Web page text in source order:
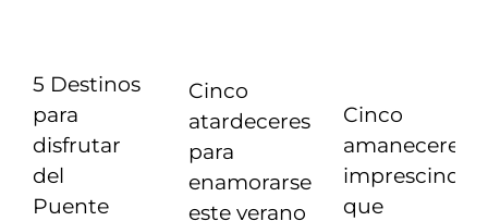
5 Destinos
para
disfrutar
del
Puente
Cinco
atardeceres
para
enamorarse
este verano
Cinco
amaneceres
que